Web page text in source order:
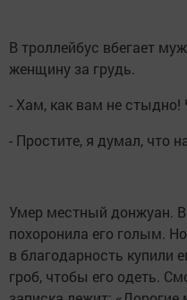
В троллейбус вбегает
женщину за грудь.
- Хам, как вам не стыдно!
- Простите, я думал, что
Умер местный донжуан. В
похоронила его голым.
в благодарность купили
гроб, чтобы его одеть.